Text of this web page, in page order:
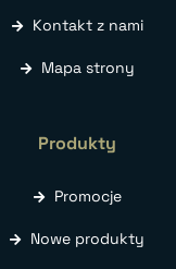
Kontakt z nami
Mapa strony
Produkty
Promocje
Nowe produkty